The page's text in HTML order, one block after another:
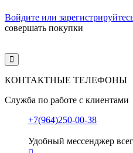
Войдите или
совершать покупки
КОНТАКТНЫЕ ТЕЛЕФОНЫ
Служба по работе с клиентами
+7(964)250-00-38
Удобный мессенджер